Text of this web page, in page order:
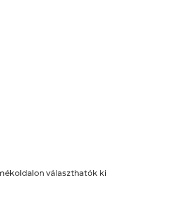
választhatók ki